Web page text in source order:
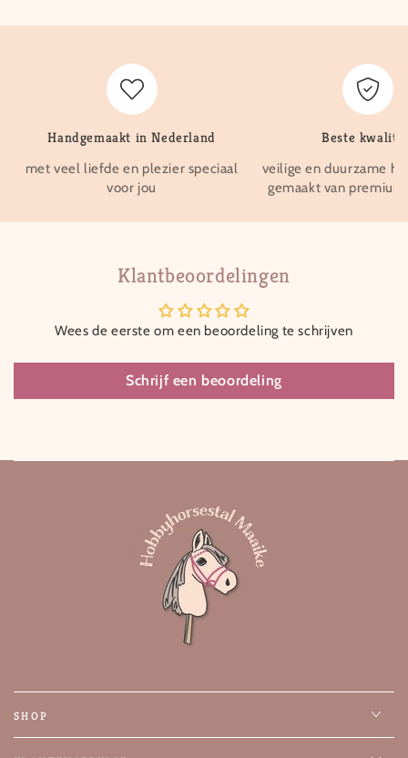
Handgemaakt in Nederland
met veel liefde en plezier speciaal
voor jou
Beste
veilige en duurzame
gemaakt van
Klantbeoordelingen
Wees de eerste om een beoordeling te schrijven
Schrijf een beoordeling
SHOP